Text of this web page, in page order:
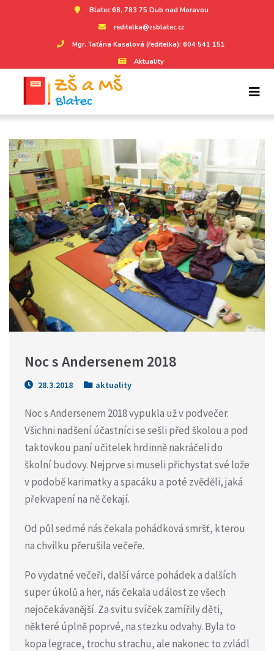
Blatec 68, 783 75 Dub nad Moravou
reditelka@zsblatec.cz
Mgr. Taťána Kasalová (ředitelka): 604 541 151
Aktuality
Noc s Andersenem 2018
28.3.2018 aktuality
Noc s Andersenem 2018 vypukla už v podvečer.
Všichni nadšení účastníci se sešli před školou a pod
taktovkou paní učitelek hrdinně nakráčeli do
školní budovy. Nejprve si museli přichystat své lože
v podobě karimatky a spacáku a poté zvěděli, jaká
překvapení na ně čekají.
Od půl sedmé nás čekala pohádková smršť, kterou
na chvilku přerušila večeře.
Po vydatné večeři, další várce pohádek a dalších
super úkolů a her, nás čekala událost ze všech
nejočekávanější. Za svitu svíček zamířily děti,
některé úplně poprvé, na stezku odvahy. Byla to
kopa legrace, trochu strachu, ale nakonec to zvládl